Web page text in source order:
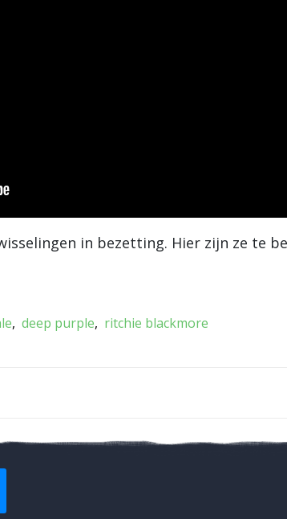
in bezetting. Hier zijn ze te
deep purple ritchie blackmore